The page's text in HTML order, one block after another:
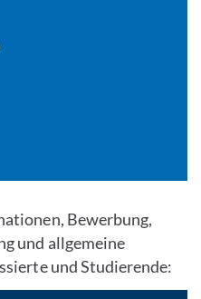
Bewerbung,
und allgemeine
und Studierende: